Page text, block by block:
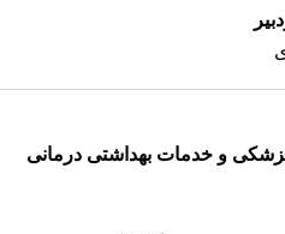
و خدمات بهداشتی درمانی